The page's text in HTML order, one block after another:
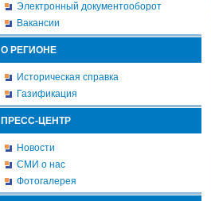
Электронный документооборот
Вакансии
О РЕГИОНЕ
Историческая справка
Газификация
ПРЕСС-ЦЕНТР
Новости
СМИ о нас
Фотогалерея